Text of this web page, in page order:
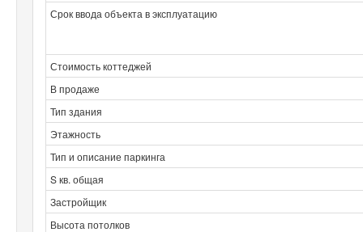
Срок ввода объекта в эксплуатацию
Стоимость коттеджей
В продаже
Тип здания
Этажность
Тип и описание паркинга
S кв. общая
Застройщик
Высота потолков